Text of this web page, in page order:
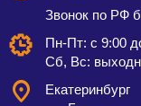
Звонок по РФ
Пн-Пт: с 9:00
Сб, Вс:
Екатеринбург